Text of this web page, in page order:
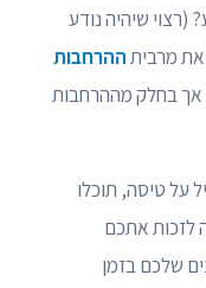
שיהיה נודע
מרביתההרחבות
אך בחלק מההרחבות
על טיסה, תוכלו
אתכם
שלכם בזמן